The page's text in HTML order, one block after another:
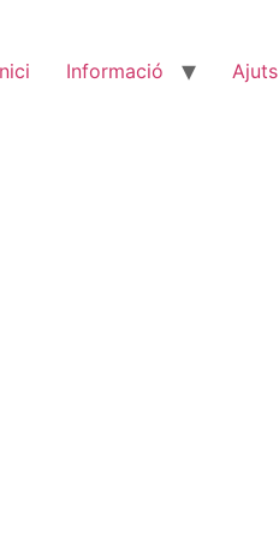
Informació Ajuts